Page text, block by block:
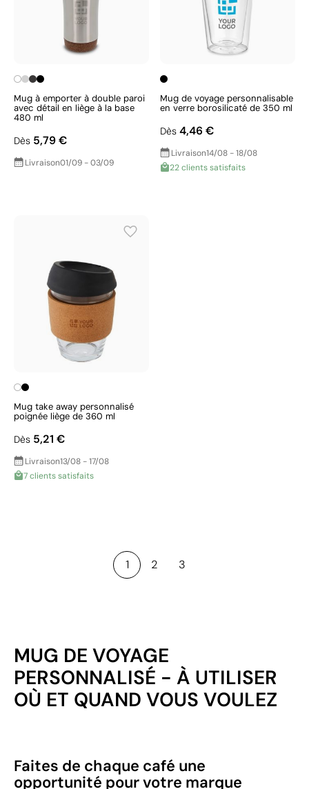
Mug à emporter à double paroi
avec détail en liège à la base
480 ml
Dès 5,79 €
Livraison01/09 - 03/09
Mug de voyage personnalisable
en verre borosilicaté de 350 ml
Dès 4,46 €
Livraison14/08 - 18/08
22 clients satisfaits
Mug take away personnalisé
poignée liège de 360 ml
Dès 5,21 €
Livraison13/08 - 17/08
7 clients satisfaits
1 2 3
MUG DE VOYAGE
PERSONNALISÉ - À UTILISER
OÙ ET QUAND VOUS VOULEZ
Faites de chaque café une
opportunité pour votre marque